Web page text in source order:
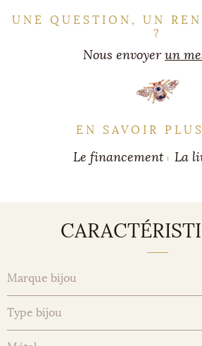
UNE QUESTION, UN
?
Nous envoyerun
EN SAVOIR
Le financement La
Marque bijou
Type bijou